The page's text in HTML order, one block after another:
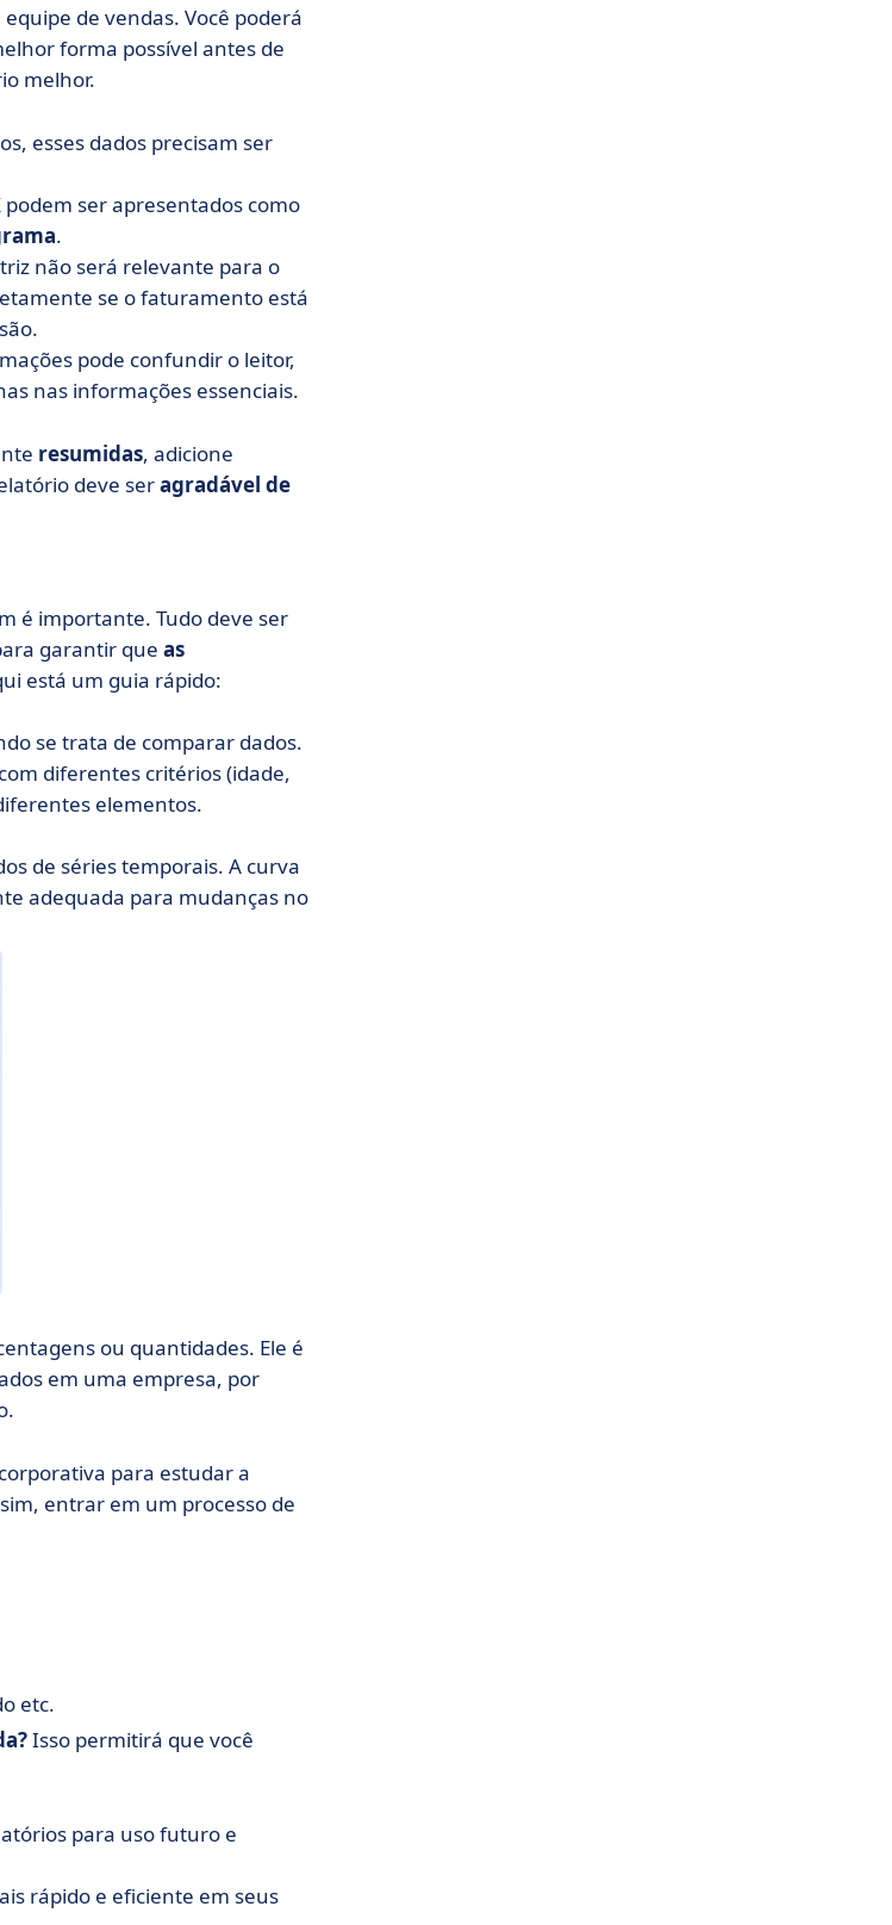
de vendas. Você poderá
forma possível antes de
melhor.
esses dados precisam ser
ser apresentados como
.
não será relevante para o
se o faturamento está
pode confundir o leitor,
nas informações essenciais.
resumidas, adicione
deve seragradável de
é importante. Tudo deve ser
garantir que as
está um guia rápido:
se trata de comparar dados.
diferentes critérios (idade,
elementos.
de séries temporais. A curva
adequada para mudanças no
ou quantidades. Ele é
em uma empresa, por
para estudar a
entrar em um processo de
etc.
Isso permitirá que você
para uso futuro e
rápido e eficiente em seus